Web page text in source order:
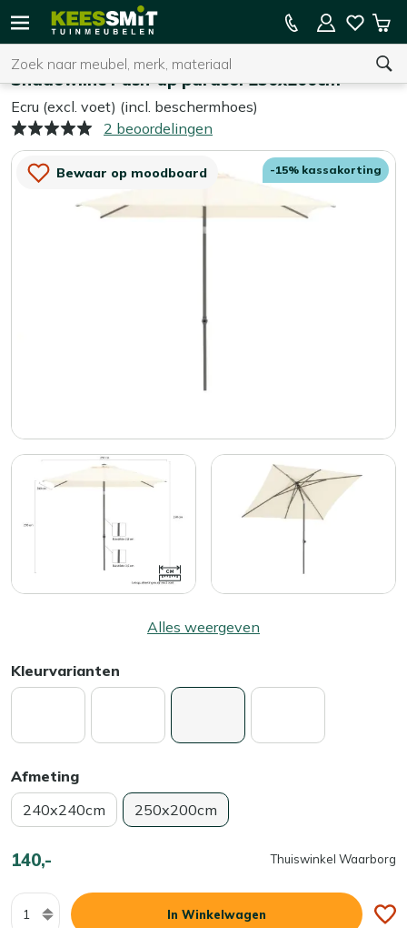
Kees
Tuinmeubelen
Zoeken
U heeft geen product(en) in uw winkelwagen.
15% kassakorting op de hele collectie
Shadowline Push-up parasol 250x200cm
Ecru (excl. voet) (incl. beschermhoes)
2 beoordelingen
Bewaar op moodboard -15% kassakorting
Alles weergeven
Kleurvarianten
Afmeting
240x240cm
250x200cm
140,- Thuiswinkel Waarborg
Aantal
In Winkelwagen